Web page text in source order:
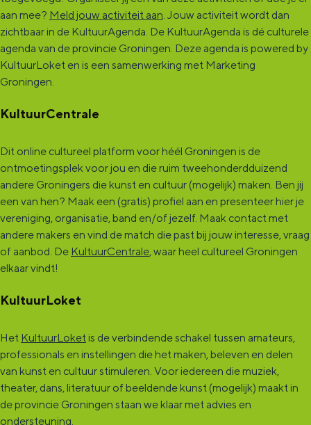
aan mee? Meld jouw activiteit aan. Jouw activiteit wordt dan
zichtbaar in de KultuurAgenda. De KultuurAgenda is dé culturele
agenda van de provincie Groningen. Deze agenda is powered by
KultuurLoket en is een samenwerking met Marketing
Groningen.
KultuurCentrale
Dit online cultureel platform voor héél Groningen is de
ontmoetingsplek voor jou en die ruim tweehonderdduizend
andere Groningers die kunst en cultuur (mogelijk) maken. Ben jij
een van hen? Maak een (gratis) profiel aan en presenteer hier je
vereniging, organisatie, band en/of jezelf. Maak contact met
andere makers en vind de match die past bij jouw interesse, vraag
of aanbod. De KultuurCentrale, waar heel cultureel Groningen
elkaar vindt!
KultuurLoket
Het KultuurLoket is de verbindende schakel tussen amateurs,
professionals en instellingen die het maken, beleven en delen
van kunst en cultuur stimuleren. Voor iedereen die muziek,
theater, dans, literatuur of beeldende kunst (mogelijk) maakt in
de provincie Groningen staan we klaar met advies en
ondersteuning.